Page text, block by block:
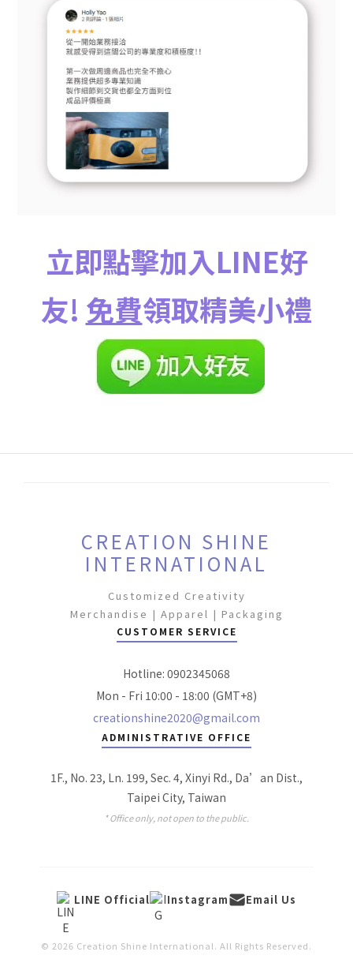
立即點擊加入LINE好
友! 免費領取精美小禮
CREATION SHINE
INTERNATIONAL
Customized Creativity
Merchandise | Apparel | Packaging
CUSTOMER SERVICE
Hotline: 0902345068
Mon - Fri 10:00 - 18:00 (GMT+8)
creationshine2020@gmail.com
ADMINISTRATIVE OFFICE
1F., No. 23, Ln. 199, Sec. 4, Xinyi Rd., Da’an Dist.,
Taipei City, Taiwan
* Office only, not open to the public.
LINE Official Instagram Email Us
© 2026 Creation Shine International. All Rights Reserved.